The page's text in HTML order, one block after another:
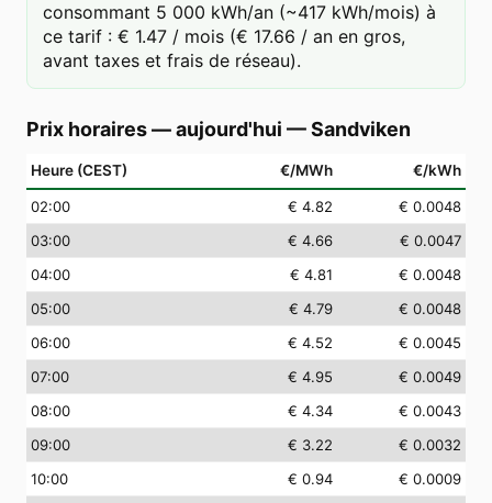
consommant 5 000 kWh/an (~417 kWh/mois) à
ce tarif : € 1.47 / mois (€ 17.66 / an en gros,
avant taxes et frais de réseau).
Prix horaires — aujourd'hui —Sandviken
Heure (CEST) €/MWh €/kWh
02:00 € 4.82
€ 0.0048
03:00 € 4.66
€ 0.0047
04:00 € 4.81
€ 0.0048
05:00 € 4.79
€ 0.0048
06:00 € 4.52
€ 0.0045
07:00 € 4.95
€ 0.0049
08:00 € 4.34
€ 0.0043
09:00 € 3.22
€ 0.0032
10:00 € 0.94
€ 0.0009